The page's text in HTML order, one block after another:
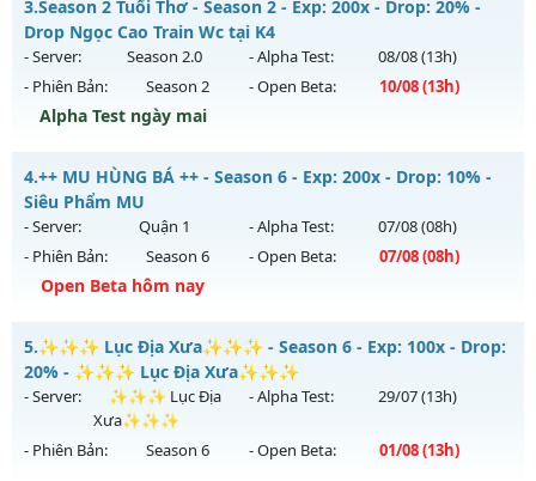
Antihack: AntiShark
Mu mới ra tháng 08 2026 - Mở máy chủ
ngày 06/08/2626
Exp: 9999x - Drop: 90%
Kiểu reset: Reset In Game
Thể loại: Mu Custom thêm đồ mới
Antihack: Gold dragon
3.Season 2 Tuổi Thơ - Season 2 - Exp: 200x - Drop: 20% -
Drop Ngọc Cao Train Wc tại K4
- Server: Season 2.0 - Alpha Test: 08/08(13h)
- Phiên Bản:
Season 2 - Open Beta: 10/08(13h)
Alpha Test ngày mai
Season 2 Tuổi Thơ - Drop Ngọc Cao Train Wc tại K4
Mu mới ra tháng 08 2026 - Mở máy chủ
ngày 10/08/2626
Exp: 200x - Drop: 20%
Kiểu reset: Reset In Game
Antihack: GameGuard
4.++ MU HÙNG BÁ ++ - Season 6 - Exp: 200x - Drop: 10% -
Siêu Phẩm MU
- Server: Quận 1 - Alpha Test: 07/08(08h)
- Phiên Bản:
Season 6 - Open Beta: 07/08(08h)
Open Beta hôm nay
++ MU HÙNG BÁ ++ - Siêu Phẩm MU
Mu mới ra tháng 08 2026 - Mở máy chủ
ngày 07/08/2626
Exp: 200x - Drop: 10%
5.✨✨✨ Lục Địa Xưa✨✨✨ - Season 6 - Exp: 100x - Drop:
20% - ✨✨✨ Lục Địa Xưa✨✨✨
- Server:
✨✨✨ Lục Địa
Xưa✨✨✨
- Alpha Test: 29/07(13h)
- Phiên Bản: Season 6 - Open Beta: 01/08(13h)